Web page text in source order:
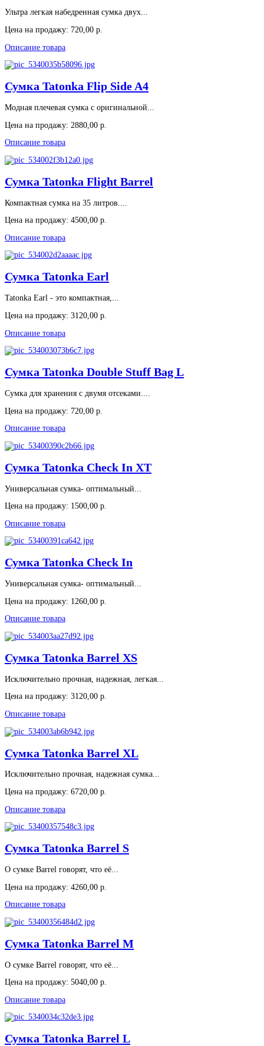
Ультра легкая набедренная сумка двух...
Цена на продажу: 720,00 р.
Описание товара
Сумка Tatonka Flip Side A4
Модная плечевая сумка с оригинальной...
Цена на продажу: 2880,00 р.
Описание товара
Сумка Tatonka Flight Barrel
Компактная сумка на 35 литров....
Цена на продажу: 4500,00 р.
Описание товара
Сумка Tatonka Earl
Tatonka Earl - это компактная,...
Цена на продажу: 3120,00 р.
Описание товара
Сумка Tatonka Double Stuff Bag L
Сумка для хранения с двумя отсеками....
Цена на продажу: 720,00 р.
Описание товара
Сумка Tatonka Check In XT
Универсальная сумка- оптимальный...
Цена на продажу: 1500,00 р.
Описание товара
Сумка Tatonka Check In
Универсальная сумка- оптимальный...
Цена на продажу: 1260,00 р.
Описание товара
Сумка Tatonka Barrel XS
Исключительно прочная, надежная, легкая...
Цена на продажу: 3120,00 р.
Описание товара
Сумка Tatonka Barrel XL
Исключительно прочная, надежная сумка...
Цена на продажу: 6720,00 р.
Описание товара
Сумка Tatonka Barrel S
О сумке Barrel говорят, что её...
Цена на продажу: 4260,00 р.
Описание товара
Сумка Tatonka Barrel M
О сумке Barrel говорят, что её...
Цена на продажу: 5040,00 р.
Описание товара
Сумка Tatonka Barrel L